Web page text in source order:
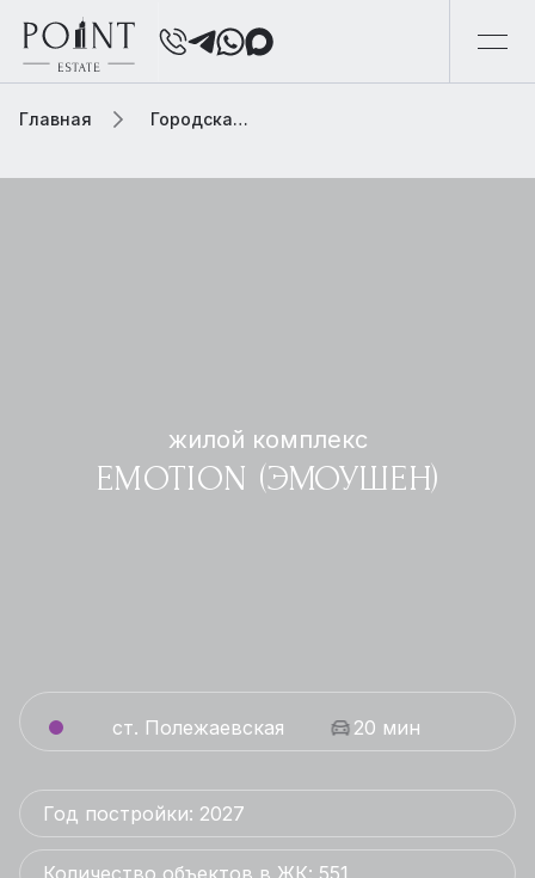
Главная Городская элитная недвижимость
жилой комплекс
EMOTION (ЭМОУШЕН)
ст. Полежаевская 20 мин
Год постройки: 2027
Количество объектов в ЖК: 551